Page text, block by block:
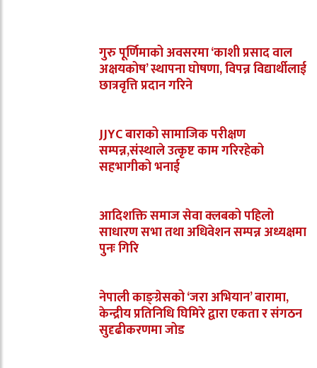
गुरु पूर्णिमाको अवसरमा ‘काशी प्रसाद वाल
अक्षयकोष’ स्थापना घोषणा, विपन्न विद्यार्थीलाई
छात्रवृत्ति प्रदान गरिने
JJYC बाराको सामाजिक परीक्षण
सम्पन्न,संस्थाले उत्कृष्ट काम गरिरहेको
सहभागीको भनाई
आदिशक्ति समाज सेवा क्लबको पहिलो
साधारण सभा तथा अधिवेशन सम्पन्न अध्यक्षमा
पुनः गिरि
नेपाली काङ्ग्रेसको ‘जरा अभियान’ बारामा,
केन्द्रीय प्रतिनिधि घिमिरे द्वारा एकता र संगठन
सुदृढीकरणमा जोड